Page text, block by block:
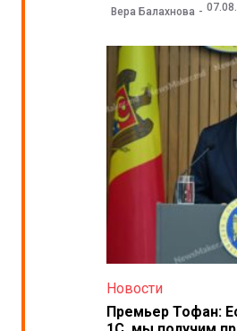
Вера Балахнова
Новости
Премьер Тофан: